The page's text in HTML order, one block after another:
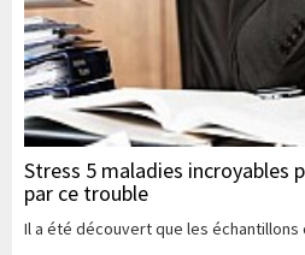
Stress 5 maladies incroyables
par ce trouble
Il a été découvert que les échantillons